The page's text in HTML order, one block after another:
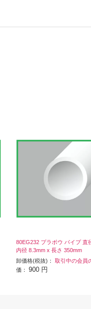
80EG232 プラボウ パイプ 直
内径 8.3mm x 長さ 350mm
卸価格(税抜)： 取引中の会員
価： 900 円